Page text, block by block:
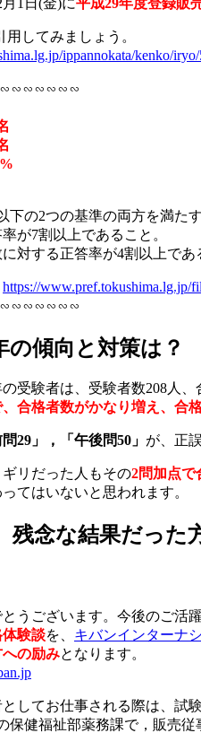
してみましょう。
ippannokata/kenko/
下の2つの基準の両方を満た
が7割以上であること。
対する正答率が4割以上であ
https://www.pref.tokushima.lg.jp/
の傾向と対策は？
受験者は、受験者数208人、
合格者数がかなり増え、合
問29」，「午後問50」 が、正
リだった人もその2問加点で
てはいないと思われます。
残念な結果だった
うございます。今後のご活
験談を、 キバンインターナ
の励みとなります。
してお仕事される際は、試
保健福祉部薬務課で，販売